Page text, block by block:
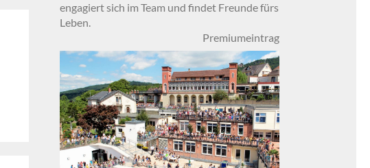
engagiert sich im Team und findet Freunde fürs
Leben.
Premiumeintrag